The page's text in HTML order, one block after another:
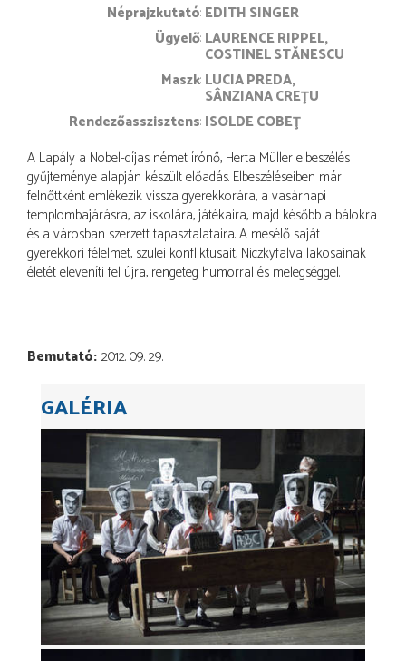
néprajzkutató EDITH SINGER
ügyelő LAURENCE RIPPEL
COSTINEL STĂNESCU
maszk LUCIA PREDA
SÂNZIANA CREŢU
rendezőasszisztens ISOLDE COBEŢ
A Lapály a Nobel-díjas német írónő, Herta Müller elbeszélés
gyűjteménye alapján készült előadás. Elbeszéléseiben már
felnőttként emlékezik vissza gyerekkorára, a vasárnapi
templombajárásra, az iskolára, játékaira, majd később a bálokra
és a városban szerzett tapasztalataira. A mesélő saját
gyerekkori félelmet, szülei konfliktusait, Niczkyfalva lakosainak
életét eleveníti fel újra, rengeteg humorral és melegséggel.
Bemutató 2012. 09. 29.
GALÉRIA